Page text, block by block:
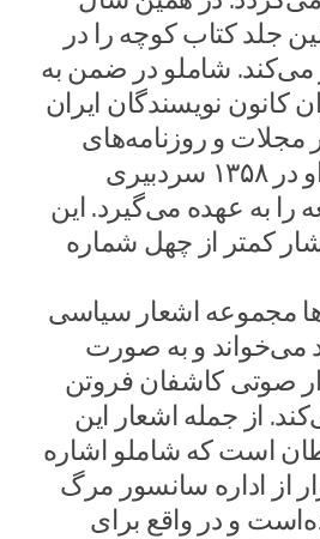
جلد کتاب کوچه را در
شاملو در ضمن به
کانون نویسندگان ایران
مجلات و روزنامه‌های
مختلف می‌پردازد. او در ۱۳۵۸ سردبیری
را به عهده می‌گیرد. این
کمتر از چهل شماره
مجموعه اشعار سیاسی
می‌خواند و به صورت
صوتی کاشفان فروتن
از جمله اشعار این
است که شاملو اشاره
از اداره سانسور مرگ
و در واقع برای